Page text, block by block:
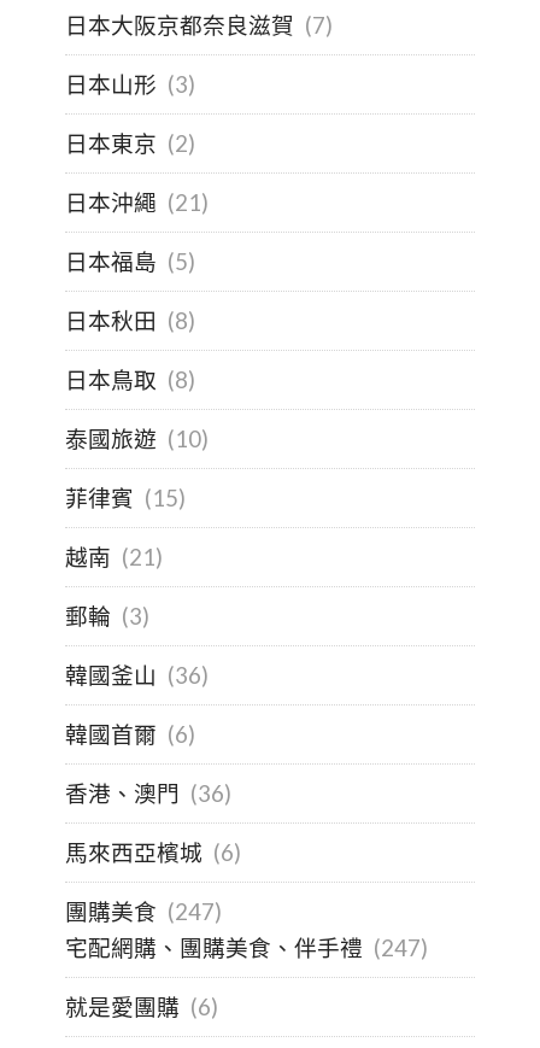
日本大阪京都奈良滋賀 (7)
日本山形 (3)
日本東京 (2)
日本沖繩 (21)
日本福島 (5)
日本秋田 (8)
日本鳥取 (8)
泰國旅遊 (10)
菲律賓 (15)
越南 (21)
郵輪 (3)
韓國釜山 (36)
韓國首爾 (6)
香港、澳門 (36)
馬來西亞檳城 (6)
團購美食 (247)
宅配網購、團購美食、伴手禮 (247)
就是愛團購 (6)